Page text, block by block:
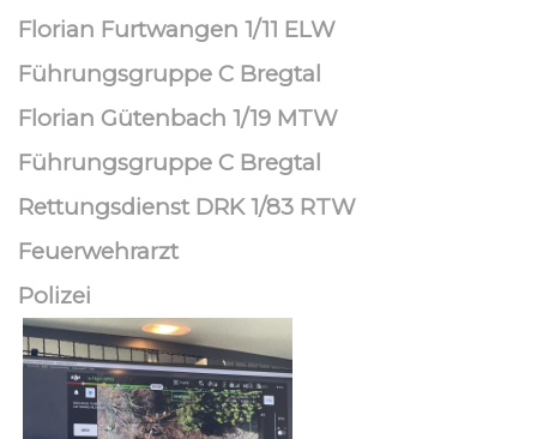
Florian Furtwangen 1/11 ELW
Führungsgruppe C Bregtal
Florian Gütenbach 1/19 MTW
Führungsgruppe C Bregtal
Rettungsdienst DRK 1/83 RTW
Feuerwehrarzt
Polizei